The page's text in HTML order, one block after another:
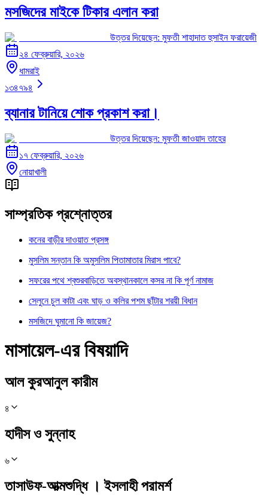
মসজিদের মাইকে টিকার এলান করা
উত্তর দিয়েছেন: মুফতী শাহাদাত হুসাইন ফরায়েজী
২৪ ফেব্রুয়ারি, ২০২৬
ধামরাই
১৩৪৭৯৪
ব্যানার টানিয়ে শোক প্রকাশ করা।
উত্তর দিয়েছেন: মুফতী জাওয়াদ তাহের
১৭ ফেব্রুয়ারি, ২০২৬
নোয়াখালী
সাম্প্রতিক প্রশ্নোত্তর
কনের বাড়ীর দাওয়াত প্রসঙ্গ
মুসলিম সন্তান কি অমুসলিম পিতামাতার মিরাস পাবে?
সফরের পথে শ্বশুরবাড়িতে অবস্থানকালে কসর না কি পূর্ণ নামাজ
সেলুনে চুল কাটা এবং ঘাড় ও কলির পশম ছাঁটার শরয়ী বিধান
মসজিদে ঘুমানো কি জায়েজ?
মাসায়েল-এর বিষয়াদি
আল কুরআনুল কারীম
৪
হাদীস ও সুন্নাহ
৬
তাসাউফ-আত্মশুদ্ধি । ইসলাহী পরামর্শ